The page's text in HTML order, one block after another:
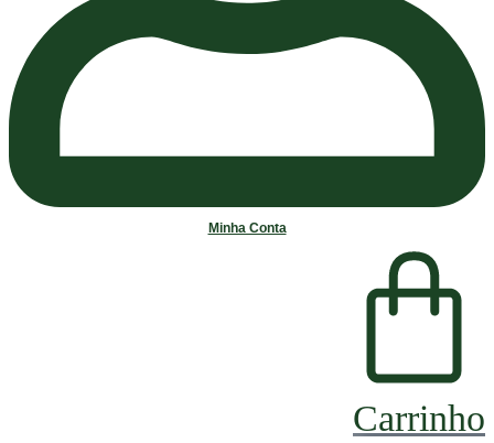
Minha Conta
Carrinho